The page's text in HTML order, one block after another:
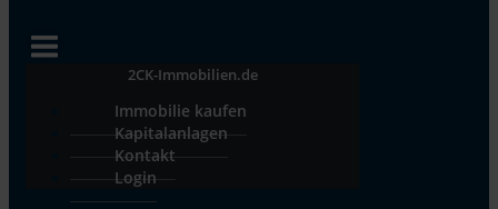
2CK-Immobilien.de
Immobilie kaufen
Kapitalanlagen
Kontakt
Login